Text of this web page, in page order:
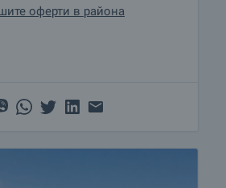
оферти в района